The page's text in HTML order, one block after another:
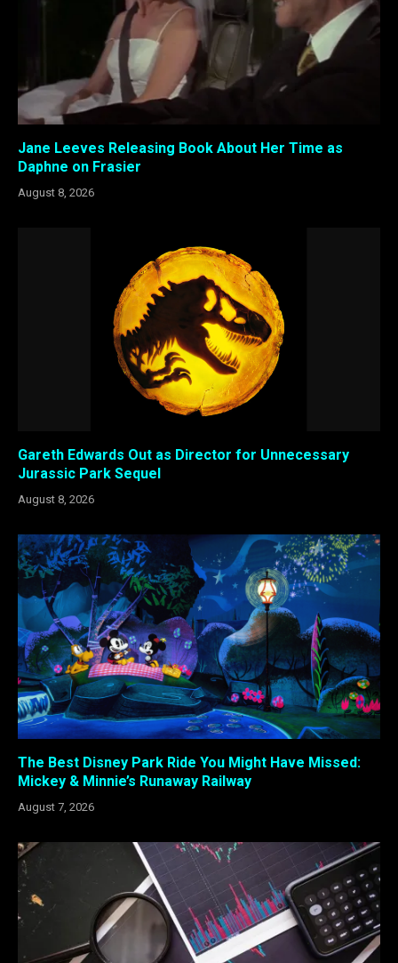
Jane Leeves Releasing Book About Her Time as
Daphne on Frasier
August 8, 2026
Gareth Edwards Out as Director for Unnecessary
Jurassic Park Sequel
August 8, 2026
The Best Disney Park Ride You Might Have Missed:
Mickey & Minnie’s Runaway Railway
August 7, 2026